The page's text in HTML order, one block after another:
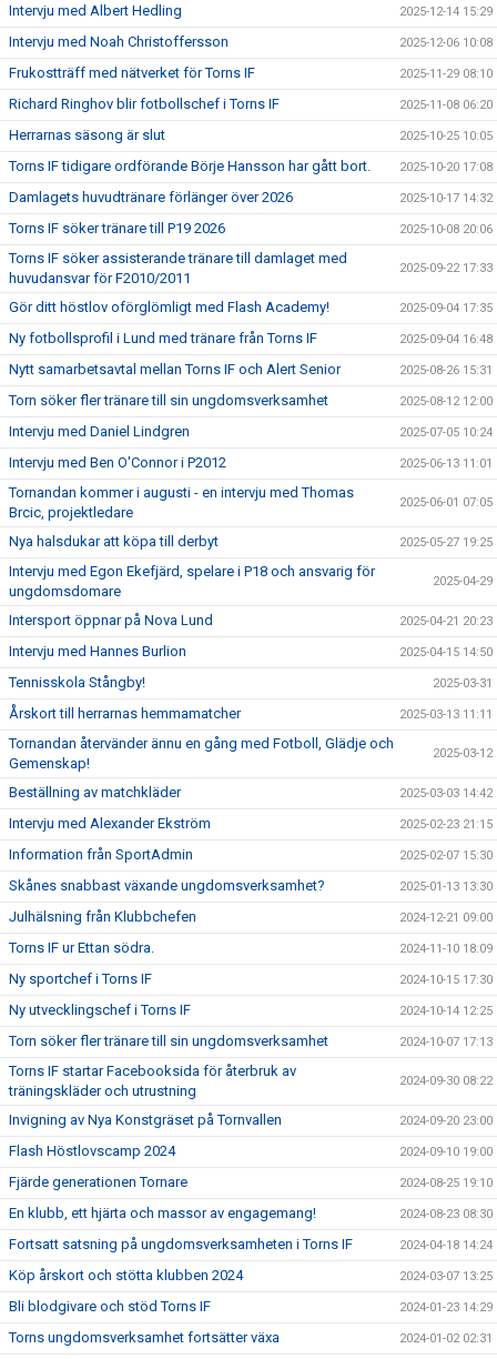
Intervju med Albert Hedling 2025-12-14 15:29
Intervju med Noah Christoffersson 2025-12-06 10:08
Frukostträff med nätverket för Torns IF 2025-11-29 08:10
Richard Ringhov blir fotbollschef i Torns IF 2025-11-08 06:20
Herrarnas säsong är slut 2025-10-25 10:05
Torns IF tidigare ordförande Börje Hansson har gått bort. 2025-10-20 17:08
Damlagets huvudtränare förlänger över 2026 2025-10-17 14:32
Torns IF söker tränare till P19 2026 2025-10-08 20:06
Torns IF söker assisterande tränare till damlaget med
huvudansvar för F2010/2011
2025-09-22 17:33
Gör ditt höstlov oförglömligt med Flash Academy! 2025-09-04 17:35
Ny fotbollsprofil i Lund med tränare från Torns IF 2025-09-04 16:48
Nytt samarbetsavtal mellan Torns IF och Alert Senior 2025-08-26 15:31
Torn söker fler tränare till sin ungdomsverksamhet 2025-08-12 12:00
Intervju med Daniel Lindgren 2025-07-05 10:24
Intervju med Ben O'Connor i P2012 2025-06-13 11:01
Tornandan kommer i augusti - en intervju med Thomas
Brcic, projektledare
2025-06-01 07:05
Nya halsdukar att köpa till derbyt 2025-05-27 19:25
Intervju med Egon Ekefjärd, spelare i P18 och ansvarig för
ungdomsdomare
2025-04-29
Intersport öppnar på Nova Lund 2025-04-21 20:23
Intervju med Hannes Burlion 2025-04-15 14:50
Tennisskola Stångby! 2025-03-31
Årskort till herrarnas hemmamatcher 2025-03-13 11:11
Tornandan återvänder ännu en gång med Fotboll, Glädje och
Gemenskap!
2025-03-12
Beställning av matchkläder 2025-03-03 14:42
Intervju med Alexander Ekström 2025-02-23 21:15
Information från SportAdmin 2025-02-07 15:30
Skånes snabbast växande ungdomsverksamhet? 2025-01-13 13:30
Julhälsning från Klubbchefen 2024-12-21 09:00
Torns IF ur Ettan södra. 2024-11-10 18:09
Ny sportchef i Torns IF 2024-10-15 17:30
Ny utvecklingschef i Torns IF 2024-10-14 12:25
Torn söker fler tränare till sin ungdomsverksamhet 2024-10-07 17:13
Torns IF startar Facebooksida för återbruk av
träningskläder och utrustning
2024-09-30 08:22
Invigning av Nya Konstgräset på Tornvallen 2024-09-20 23:00
Flash Höstlovscamp 2024 2024-09-10 19:00
Fjärde generationen Tornare 2024-08-25 19:10
En klubb, ett hjärta och massor av engagemang! 2024-08-23 08:30
Fortsatt satsning på ungdomsverksamheten i Torns IF 2024-04-18 14:24
Köp årskort och stötta klubben 2024 2024-03-07 13:25
Bli blodgivare och stöd Torns IF 2024-01-23 14:29
Torns ungdomsverksamhet fortsätter växa 2024-01-02 02:31